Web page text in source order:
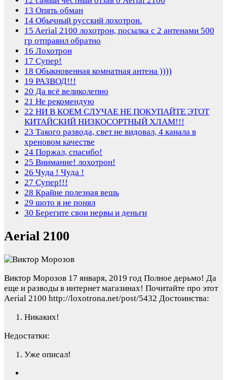
13 Опять обман
14 Обычный русский лохотрон.
15 Aerial 2100 лохотрон, посылка с 2 антенами 500
гр отправил обратно
16 Лохотрон
17 Супер!
18 Обыкновенная комнатная антена ))))
19 РАЗВОД!!!
20 Да всё великолепно
21 Не рекомендую
22 НИ В КОЕМ СЛУЧАЕ НЕ ПОКУПАЙТЕ ЭТОТ
КИТАЙСКИЙ НИЗКОСОРТНЫЙ ХЛАМ!!!
23 Такого развода, свет не видовал, 4 канала в
хреновом качестве
24 Поржал, спасибо!
25 Внимание! лохотрон!
26 Чуда ! Чуда !
27 Супер!!!
28 Крайне полезная вещь
29 шото я не понял
30 Берегите свои нервы и деньги
Aerial 2100
Виктор Морозов 17 января, 2019 год Полное дерьмо! Да
еще и разводы в интернет магазинах! Почитайте про этот
Aerial 2100 http://loxotrona.net/post/5432 Достоинства:
Никаких!
Недостатки:
Уже описал!